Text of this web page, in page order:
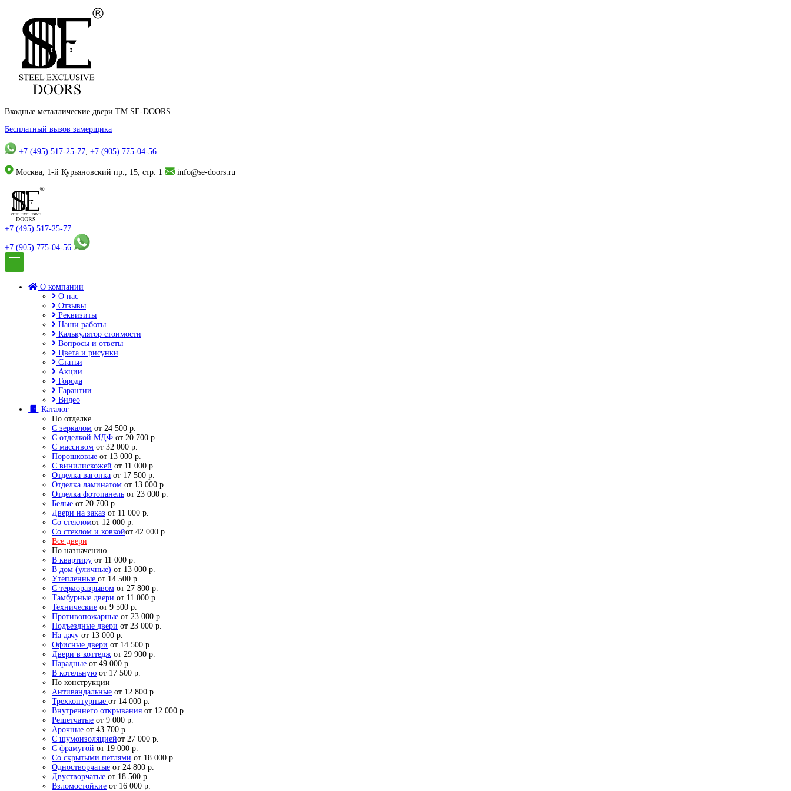
Входные металлические двери TM SE-DOORS
Бесплатный вызов замерщика
+7 (495) 517-25-77, +7 (905) 775-04-56
Москва, 1-й Курьяновский пр., 15, стр. 1 info@se-doors.ru
+7 (495) 517-25-77
+7 (905) 775-04-56
О компании
О нас
Отзывы
Реквизиты
Наши работы
Калькулятор стоимости
Вопросы и ответы
Цвета и рисунки
Статьи
Акции
Города
Гарантии
Видео
Каталог
По отделке
С зеркалом от 24 500 р.
С отделкой МДФ от 20 700 р.
С массивом от 32 000 р.
Порошковые от 13 000 р.
С винилискожей от 11 000 р.
Отделка вагонка от 17 500 р.
Отделка ламинатом от 13 000 р.
Отделка фотопанель от 23 000 р.
Белые от 20 700 р.
Двери на заказ от 11 000 р.
Со стекломот 12 000 р.
Со стеклом и ковкойот 42 000 р.
Все двери
По назначению
В квартиру от 11 000 р.
В дом (уличные) от 13 000 р.
Утепленные от 14 500 р.
С терморазрывом от 27 800 р.
Тамбурные двери от 11 000 р.
Технические от 9 500 р.
Противопожарные от 23 000 р.
Подъездные двери от 23 000 р.
На дачу от 13 000 р.
Офисные двери от 14 500 р.
Двери в коттедж от 29 900 р.
Парадные от 49 000 р.
В котельную от 17 500 р.
По конструкции
Антивандальные от 12 800 р.
Трехконтурные от 14 000 р.
Внутреннего открывания от 12 000 р.
Решетчатые от 9 000 р.
Арочные от 43 700 р.
С шумоизоляциейот 27 000 р.
С фрамугой от 19 000 р.
Со скрытыми петлями от 18 000 р.
Одностворчатые от 24 800 р.
Двустворчатые от 18 500 р.
Взломостойкие от 16 000 р.